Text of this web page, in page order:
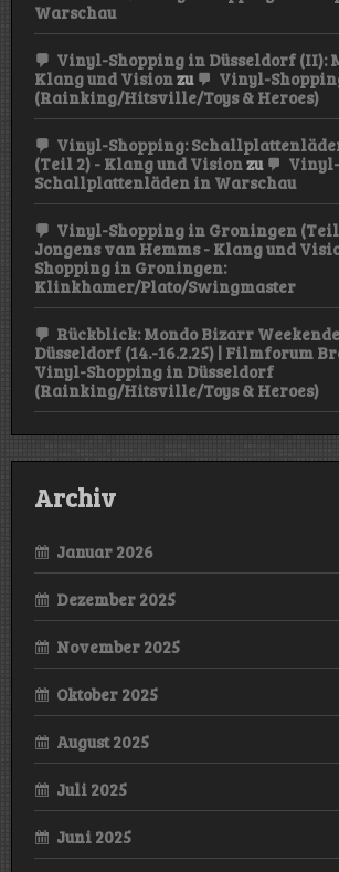
Warschau
Vinyl-Shopping in Düsseldorf (II):
Klang und Visionzu
Vinyl-
(Rainking/Hitsville/Toys & Heroes)
Vinyl-Shopping:
(Teil 2) - Klang und Visionzu
Schallplattenläden in Warschau
Vinyl-Shopping in Groningen (Teil
Jongens van Hemms - Klang und
Shopping in Groningen:
Klinkhamer/Plato/Swingmaster
Rückblick: Mondo Bizarr
Düsseldorf (14.-16.2.25) | Filmforum
Vinyl-Shopping in Düsseldorf
(Rainking/Hitsville/Toys & Heroes)
Archiv
Januar 2026
Dezember 2025
November 2025
Oktober 2025
August 2025
Juli 2025
Juni 2025